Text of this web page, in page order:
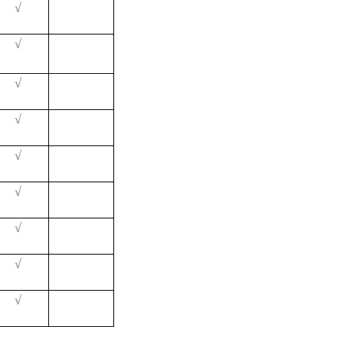
√
√
√
√
√
√
√
√
√